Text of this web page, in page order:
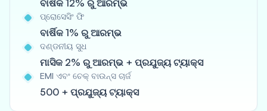
ବାର୍ଷିକ 12% ରୁ ଆରମ୍ଭ
ପ୍ରୋସେସିଂ ଫି
ବାର୍ଷିକ 1% ରୁ ଆରମ୍ଭ
ଦଣ୍ଡନୀୟ ସୁଧ
ମାସିକ 2% ରୁ ଆରମ୍ଭ + ପ୍ରଯୁଜ୍ୟ ଟ୍ୟାକ୍ସ
EMI ଏବଂ ଚେକ୍ ବାଉନ୍ସ ଚାର୍ଜ
500 + ପ୍ରଯୁଜ୍ୟ ଟ୍ୟାକ୍ସ